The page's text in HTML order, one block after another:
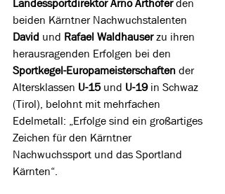
Landessportdirektor Arno Arthofer den
beiden Kärntner Nachwuchstalenten
David und Rafael Waldhauser zu ihren
herausragenden Erfolgen bei den
Sportkegel-Europameisterschaften der
Altersklassen U-15 und U-19 in Schwaz
(Tirol), belohnt mit mehrfachen
Edelmetall: „Erfolge sind ein großartiges
Zeichen für den Kärntner
Nachwuchssport und das Sportland
Kärnten“.